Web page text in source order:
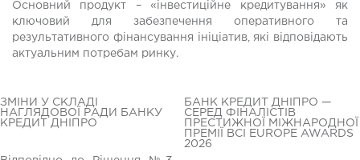
Основний продукт – «інвестиційне кредитування» як
ключовий для забезпечення оперативного та
результативного фінансування ініціатив, які відповідають
актуальним потребам ринку.
ЗМІНИ У СКЛАДІ
НАГЛЯДОВОЇ РАДИ БАНКУ
КРЕДИТ ДНІПРО
БАНК КРЕДИТ ДНІПРО —
СЕРЕД ФІНАЛІСТІВ
ПРЕСТИЖНОЇ МІЖНАРОДНОЇ
ПРЕМІЇ BCI EUROPE AWARDS
2026